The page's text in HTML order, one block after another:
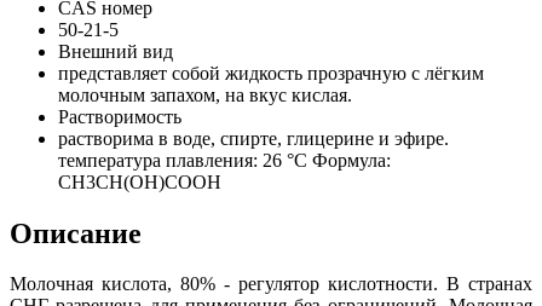
CAS номер
50-21-5
Внешний вид
представляет собой жидкость прозрачную с лёгким
молочным запахом, на вкус кислая.
Растворимость
растворима в воде, спирте, глицерине и эфире.
температура плавления: 26 °C Формула:
CH3CH(OH)COOH
Описание
Молочная кислота, 80% - регулятор кислотности. В странах